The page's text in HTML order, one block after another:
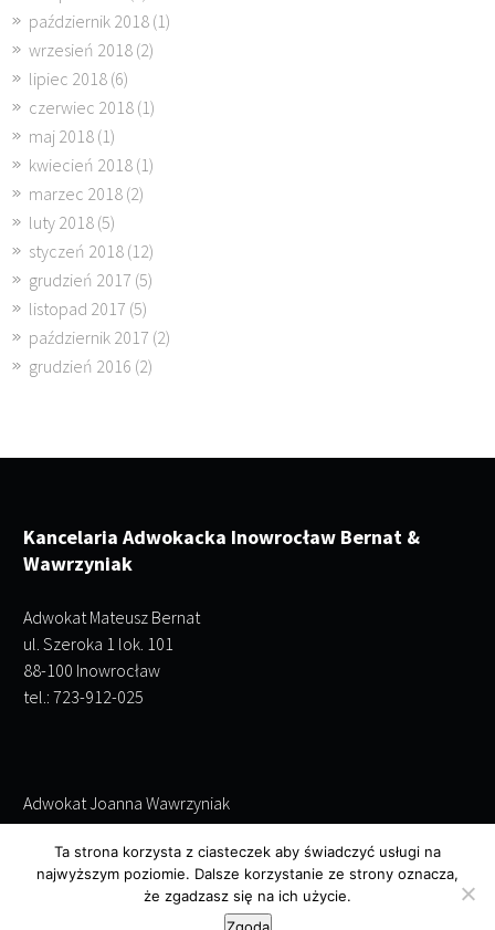
październik 2018 (1)
wrzesień 2018 (2)
lipiec 2018 (6)
czerwiec 2018 (1)
maj 2018 (1)
kwiecień 2018 (1)
marzec 2018 (2)
luty 2018 (5)
styczeń 2018 (12)
grudzień 2017 (5)
listopad 2017 (5)
październik 2017 (2)
grudzień 2016 (2)
Kancelaria Adwokacka Inowrocław Bernat &
Wawrzyniak
Adwokat Mateusz Bernat
ul. Szeroka 1 lok. 101
88-100 Inowrocław
tel.: 723-912-025
Adwokat Joanna Wawrzyniak
ul. Szeroka 1 lok. 101
88-100 Inowrocław
tel.: 695-243-952
Ta strona korzysta z ciasteczek aby świadczyć usługi na
najwyższym poziomie. Dalsze korzystanie ze strony oznacza,
że zgadzasz się na ich użycie.